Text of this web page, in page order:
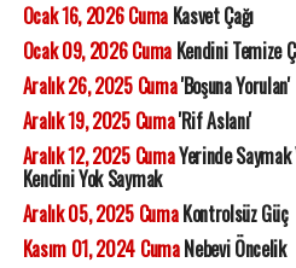
Ocak 16, 2026 CumaKasvet Çağı
Ocak 09, 2026 CumaKendini Temize
Aralık 26, 2025 Cuma'Boşuna Yorulan'
Aralık 19, 2025 Cuma'Rif Aslanı'
Aralık 12, 2025 CumaYerinde Saymak
Kendini Yok Saymak
Aralık 05, 2025 CumaKontrolsüz Güç
Kasım 01, 2024 CumaNebevi Öncelik